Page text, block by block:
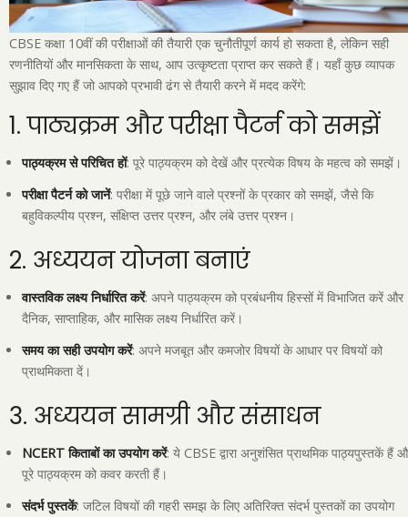
CBSE कक्षा 10वीं की परीक्षाओं की तैयारी एक चुनौतीपूर्ण कार्य हो सकता है, लेकिन सही
रणनीतियों और मानसिकता के साथ, आप उत्कृष्टता प्राप्त कर सकते हैं। यहाँ कुछ व्यापक
सुझाव दिए गए हैं जो आपको प्रभावी ढंग से तैयारी करने में मदद करेंगे:
1. पाठ्यक्रम और परीक्षा पैटर्न को समझें
पाठ्यक्रम से परिचित हों: पूरे पाठ्यक्रम को देखें और प्रत्येक विषय के महत्व को समझें।
परीक्षा पैटर्न को जानें: परीक्षा में पूछे जाने वाले प्रश्नों के प्रकार को समझें, जैसे कि
बहुविकल्पीय प्रश्न, संक्षिप्त उत्तर प्रश्न, और लंबे उत्तर प्रश्न।
2. अध्ययन योजना बनाएं
वास्तविक लक्ष्य निर्धारित करें: अपने पाठ्यक्रम को प्रबंधनीय हिस्सों में विभाजित करें और
दैनिक, साप्ताहिक, और मासिक लक्ष्य निर्धारित करें।
समय का सही उपयोग करें: अपने मजबूत और कमजोर विषयों के आधार पर विषयों को
प्राथमिकता दें।
3. अध्ययन सामग्री और संसाधन
NCERT किताबों का उपयोग करें: ये CBSE द्वारा अनुशंसित प्राथमिक पाठ्यपुस्तकें हैं
पूरे पाठ्यक्रम को कवर करती हैं।
संदर्भ पुस्तकें: जटिल विषयों की गहरी समझ के लिए अतिरिक्त संदर्भ पुस्तकों का उपयोग